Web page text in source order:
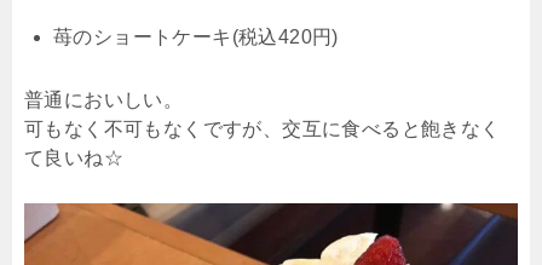
苺のショートケーキ(税込420円)
普通においしい。
可もなく不可もなくですが、交互に食べると飽きなく
て良いね☆